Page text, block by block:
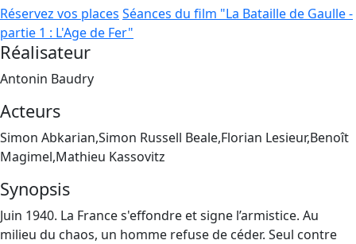
Réservez vos places Séances du film "La Bataille de Gaulle -
partie 1 : L'Age de Fer"
Réalisateur
Antonin Baudry
Acteurs
Simon Abkarian,Simon Russell Beale,Florian Lesieur,Benoît
Magimel,Mathieu Kassovitz
Synopsis
Juin 1940. La France s'effondre et signe l’armistice. Au
milieu du chaos, un homme refuse de céder. Seul contre